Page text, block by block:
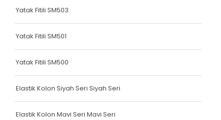
Terlik Kolonu
Terlik Kolonu
Terlik Kolonu
Terlik Kolonu
Terlik Kolonu
Yatak Fitili SM503
Yatak Fitili SM501
Yatak Fitili SM500
Elastik Kolon Siyah Seri Siyah Seri
Elastik Kolon Mavi Seri Mavi Seri